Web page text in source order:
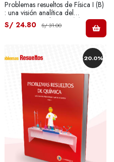
Problemas resueltos de Física I (B)
: una visión analítica del
movimiento. Volumen I (B)
S/ 24.80 S/ 31.00
-20.0%